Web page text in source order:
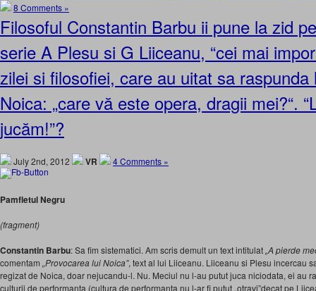
8 Comments »
Filosoful Constantin Barbu ii pune la zid
serie A Plesu si G Liiceanu, “cei mai
zilei si filosofiei, care au uitat sa raspunda
Noica: „care vă este opera, dragii mei?“.
jucăm!”?
July 2nd, 2012 VR 4 Comments »
Pamfletul Negru
(fragment)
Constantin Barbu: Sa fim sistematici. Am scris demult un text intitulat„A pierde
comentam „Provocarea lui Noica”, text al lui Liiceanu. Liiceanu si Plesu incercau
regizat de Noica, doar nejucandu-l. Nu. Meciul nu l-au putut juca niciodata, ei au
culturii de performanta (cultura de performanta nu l-ar fi putut „otravi”decat pe